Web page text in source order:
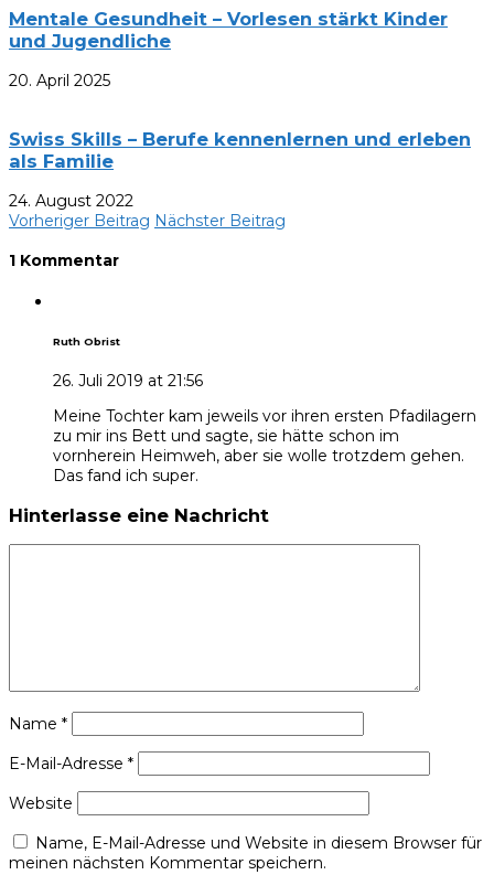
Mentale Gesundheit – Vorlesen stärkt Kinder
und Jugendliche
20. April 2025
Swiss Skills – Berufe kennenlernen und erleben
als Familie
24. August 2022
Vorheriger Beitrag Nächster Beitrag
1 Kommentar
Ruth Obrist
26. Juli 2019 at 21:56
Meine Tochter kam jeweils vor ihren ersten Pfadilagern
zu mir ins Bett und sagte, sie hätte schon im
vornherein Heimweh, aber sie wolle trotzdem gehen.
Das fand ich super.
Hinterlasse eine Nachricht
Name *
E-Mail-Adresse *
Website
Name, E-Mail-Adresse und Website in diesem Browser für
meinen nächsten Kommentar speichern.